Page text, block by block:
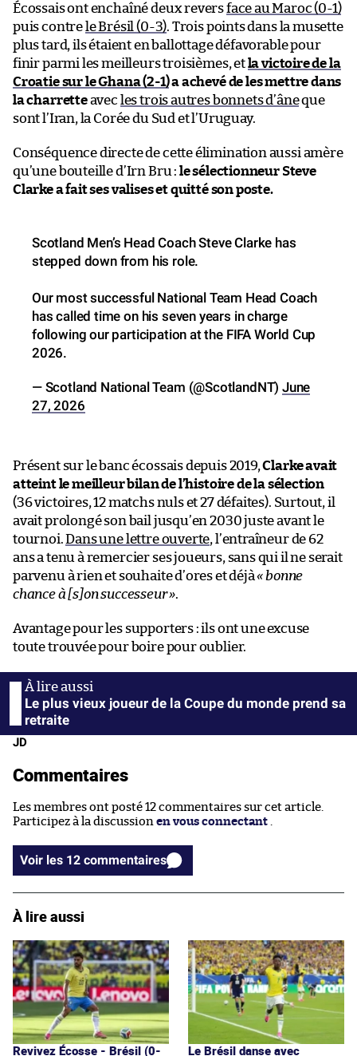
Écossais ont enchaîné deux reversface au Maroc (0-1)
puis contre le Brésil (0-3). Trois points dans la musette
plus tard, ils étaient en ballottage défavorable pour
finir parmi les meilleurs troisièmes, etla victoire de la
Croatie sur le Ghana (2-1)a achevé de les mettre dans
la charretteavec les trois autres bonnets d’âneque
sont l’Iran, la Corée du Sud et l’Uruguay.
Conséquence directe de cette élimination aussi amère
qu’une bouteille d’Irn Bru : le sélectionneur Steve
Clarke a fait ses valises et quitté son poste.
Scotland Men’s Head Coach Steve Clarke has
stepped down from his role.
Our most successful National Team Head Coach
has called time on his seven years in charge
following our participation at the FIFA World Cup
2026.
— Scotland National Team (@ScotlandNT) June
27, 2026
Présent sur le banc écossais depuis 2019,Clarke avait
atteint le meilleur bilan de l’histoire de la sélection
(36 victoires, 12 matchs nuls et 27 défaites). Surtout, il
avait prolongé son bail jusqu’en 2030 juste avant le
tournoi.Dans une lettre ouverte, l’entraîneur de 62
ans a tenu à remercier ses joueurs, sans qui il ne serait
parvenu à rien et souhaite d’ores et déjà« bonne
chance à [s]on successeur ».
Avantage pour les supporters : ils ont une excuse
toute trouvée pour boire pour oublier.
Le plus vieux joueur de la Coupe du monde prend sa
retraite
JD
Commentaires
Les membres ont posté 12 commentaires sur cet article.
Participez à la discussion en vous connectant
Voir les 12 commentaires
À lire aussi
Revivez Écosse - Brésil (0-
Le Brésil danse avec